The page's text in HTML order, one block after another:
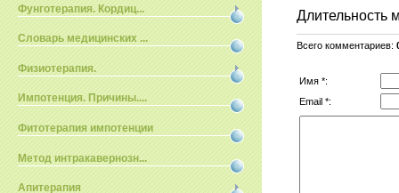
Фунготерапия. Кордиц...
Словарь медицинских ...
Физиотерапия.
Импотенция. Причины....
Фитотерапия импотенции
Метод интракавернозн...
Апитерапия
Длительность
Всего комментариев:
Имя *:
Email *: